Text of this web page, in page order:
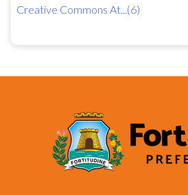
Creative Commons At...(6)